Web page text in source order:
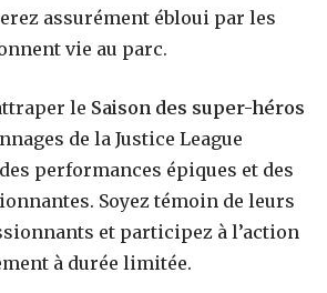
assurément ébloui par les
vie au parc.
le Saison des super-héros
de la Justice League
performances épiques et des
Soyez témoin de leurs
et participez à l’action
à durée limitée.